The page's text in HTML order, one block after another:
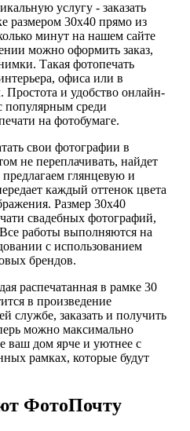
услугу - заказать
размером 30х40 прямо из
минут на нашем сайте
можно оформить заказ,
Такая фотопечать
офиса или в
Простота и удобство онлайн-
популярным среди
на фотобумаге.
свои фотографии в
не переплачивать, найдет
глянцевую и
каждый оттенок цвета
Размер 30х40
свадебных фотографий,
работы выполняются на
с использованием
брендов.
распечатанная в рамке 30
в произведение
службе, заказать и получить
можно максимально
ваш дом ярче и уютнее с
рамках, которые будут
ФотоПочту